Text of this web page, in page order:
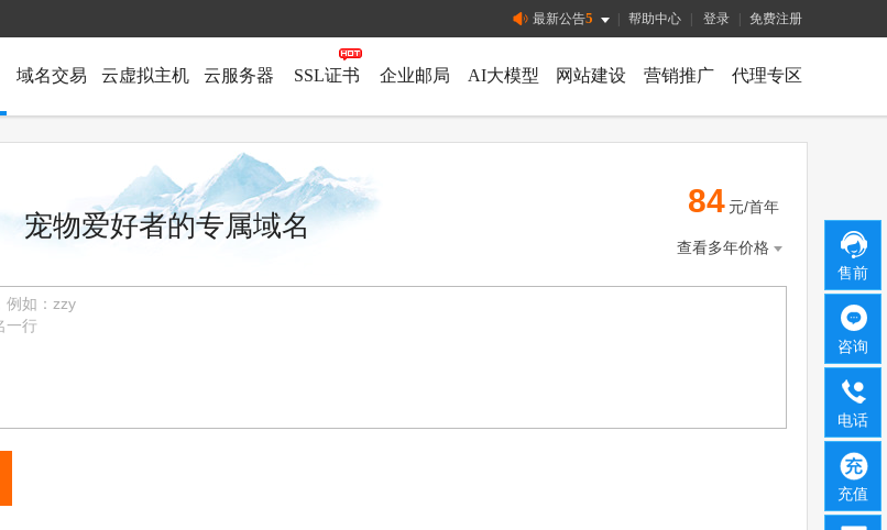
售前
咨询
电话
充值
登录 免费注册
最新公告5 帮助中心
代理专区
营销推广
网站建设
AI大模型
企业邮局
SSL证书
云服务器
云虚拟主机
域名交易
84 元/首年
查看多年价格
宠物爱好者的专属域名